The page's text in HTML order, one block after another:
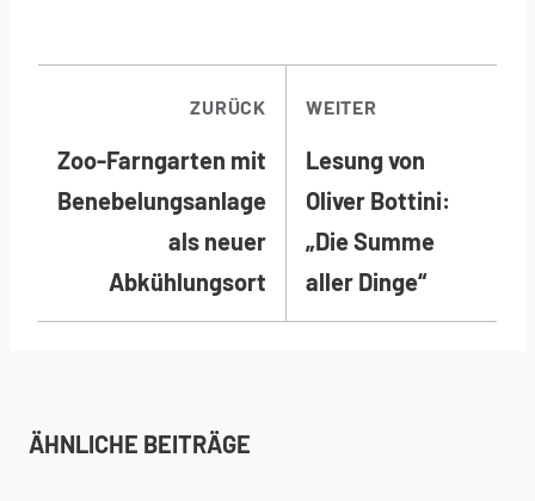
ZURÜCK
Zoo-Farngarten mit
Benebelungsanlage
als neuer
Abkühlungsort
WEITER
Lesung von
Oliver Bottini:
„Die Summe
aller Dinge“
ÄHNLICHE BEITRÄGE